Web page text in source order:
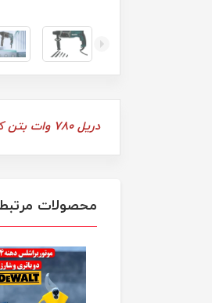
دریل 780 وات بتن کن مدل HR2470 ماکیتا
محصولات مرتبط